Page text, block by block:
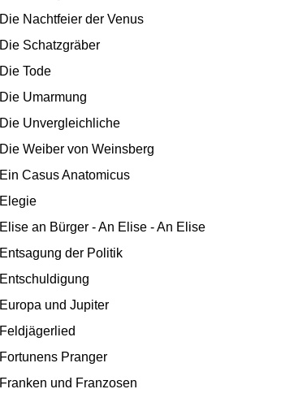
Die Nachtfeier der Venus
Die Schatzgräber
Die Tode
Die Umarmung
Die Unvergleichliche
Die Weiber von Weinsberg
Ein Casus Anatomicus
Elegie
Elise an Bürger - An Elise - An Elise
Entsagung der Politik
Entschuldigung
Europa und Jupiter
Feldjägerlied
Fortunens Pranger
Franken und Franzosen